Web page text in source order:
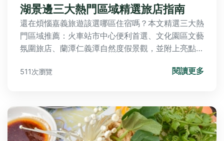
湖景邊三大熱門區域精選旅店指南
還在煩惱嘉義旅遊該選哪區住宿嗎？本文精選三大熱
門區域推薦：火車站市中心便利首選、文化園區文藝
氛圍旅店、蘭潭仁義潭自然度假景觀，並附上亮點旅
的住宿選擇難題，輕鬆規劃完美旅程！
511次瀏覽 閱讀更多